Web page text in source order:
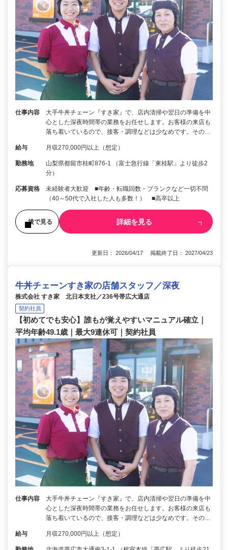
仕事内容
大手牛丼チェーン『すき家』で、店内清掃や翌日の準備を中
心とした深夜時間帯の業務をお任せします。お客様の来店も
落ち着いているので、接客・調理などは少なめです。その…
給与 月収270,000円以上（想定）
勤務地
山梨県都留市桂町876-1 （富士急行線「東桂駅」より徒歩2
分）
応募資格
未経験者大歓迎 ■年齢・転職回数・ブランクなど一切不問
（40～50代で入社した人も多数！） ■高卒以上
後で見る 詳細を見る
更新日： 2026/04/17 掲載終了日： 2027/04/23
牛丼チェーンすき家の店舗スタッフ／深夜
株式会社 すき家 北日本支社／236号帯広大通店
契約社員
【初めてでも安心】誰もが覚えやすいマニュアル確立｜
平均年齢49.1歳｜最大9連休可｜契約社員
仕事内容
大手牛丼チェーン『すき家』で、店内清掃や翌日の準備を中
心とした深夜時間帯の業務をお任せします。お客様の来店も
落ち着いているので、接客・調理などは少なめです。その…
給与 月収270,000円以上（想定）